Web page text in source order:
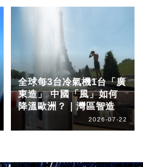
全球每3台冷氣機1台「廣
東造」 中國「風」如何
降溫歐洲？｜灣區智造
2026-07-22